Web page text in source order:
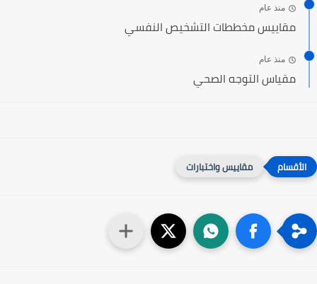
منذ عام
مقاييس مخططات التشخيص النفسي
منذ عام
مقياس التوجه الصحي
مقاييس واختبارات